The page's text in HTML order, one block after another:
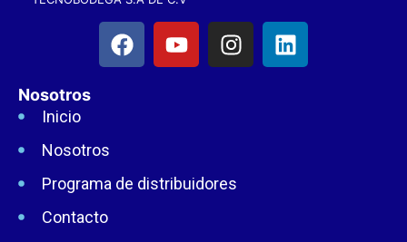
Nosotros
Inicio
Nosotros
Programa de distribuidores
Contacto